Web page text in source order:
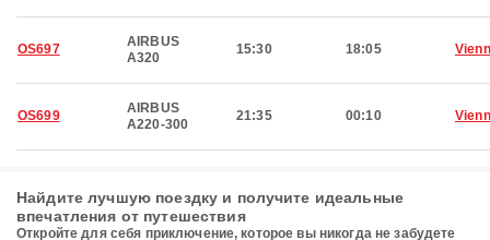
OS697
AIRBUS
A320
15:30 18:05
OS699
AIRBUS
A220-300
21:35 00:10
Найдите лучшую поездку и получите идеальные
впечатления от путешествия
Откройте для себя приключение, которое вы никогда не забудете